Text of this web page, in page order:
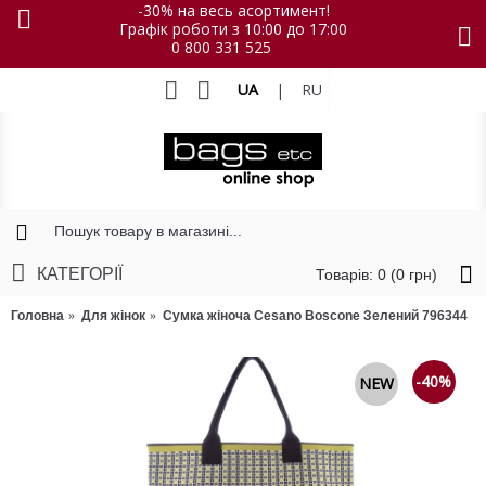
-30% на весь асортимент!
Графік роботи з 10:00 до 17:00
0 800 331 525
UA | RU
Товарів: 0 (0 грн)
КАТЕГОРІЇ
Головна Для жінок Сумка жіноча Cesano Boscone Зелений 796344
-40%
NEW